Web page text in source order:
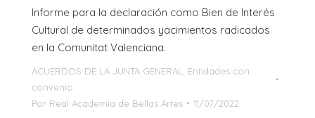
Informe para la declaración como Bien de Interés
Cultural de determinados yacimientos radicados
en la Comunitat Valenciana.
ACUERDOS DE LA JUNTA GENERAL
Entidades con
convenio
Por Real Academia de Bellas Artes 11/07/2022